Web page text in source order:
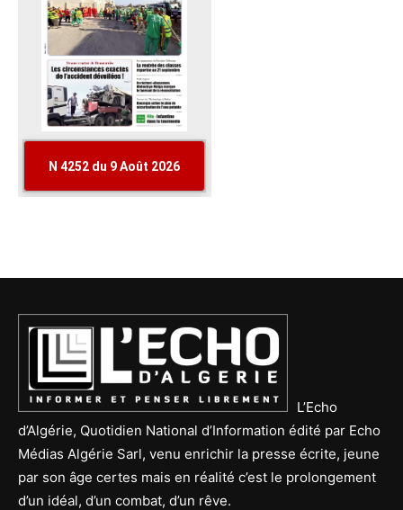
L’Echo
d’Algérie, Quotidien National d’Information édité par Echo
Médias Algérie Sarl, venu enrichir la presse écrite, jeune
par son âge certes mais en réalité c’est le prolongement
d’un idéal, d’un combat, d’un rêve.